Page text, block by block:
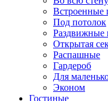
Встроенные
Под потолок
Открытая
Распашные
Гардероб
Для
Эконом
Гостиные